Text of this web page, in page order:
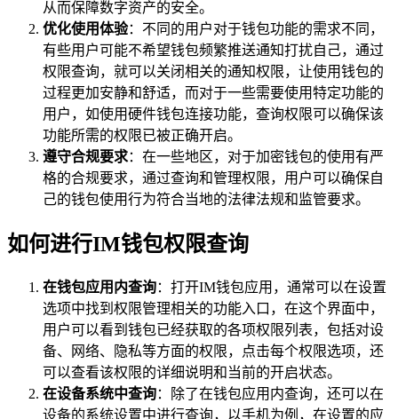
从而保障数字资产的安全。
优化使用体验：不同的用户对于钱包功能的需求不同，
有些用户可能不希望钱包频繁推送通知打扰自己，通过
权限查询，就可以关闭相关的通知权限，让使用钱包的
过程更加安静和舒适，而对于一些需要使用特定功能的
用户，如使用硬件钱包连接功能，查询权限可以确保该
功能所需的权限已被正确开启。
遵守合规要求：在一些地区，对于加密钱包的使用有严
格的合规要求，通过查询和管理权限，用户可以确保自
己的钱包使用行为符合当地的法律法规和监管要求。
如何进行IM钱包权限查询
在钱包应用内查询：打开IM钱包应用，通常可以在设置
选项中找到权限管理相关的功能入口，在这个界面中，
用户可以看到钱包已经获取的各项权限列表，包括对设
备、网络、隐私等方面的权限，点击每个权限选项，还
可以查看该权限的详细说明和当前的开启状态。
在设备系统中查询：除了在钱包应用内查询，还可以在
设备的系统设置中进行查询，以手机为例，在设置的应